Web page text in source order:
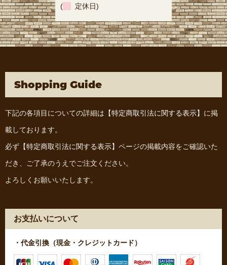
( 定休日)
Shopping Guide
下記の各項目についての詳細は 【特定商取引法に関する表示】 に掲
載しております。
必ず 【特定商取引法に関する表示】 ページの掲載内容をご確認いた
だき、ご了承のうえでご注文ください。
よろしくお願いいたします。
お支払いについて
・代金引換（現金・クレジットカード）